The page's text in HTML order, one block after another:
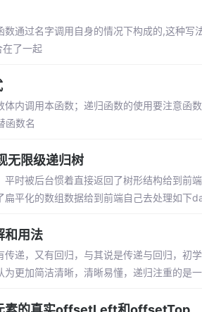
数通过名字调用自身的情况下构成的,这种
了一起
体内调用本函数；递归函数的使用要注意函
函数名
无限级递归树
平时被后台惯着直接返回了树形结构给到前
扁平化的数组数据给到前端自己去处理如下
和用法
传递，又有回归，与其说是传递与回归，初
为更加简洁清晰，清晰易懂，递归注重的是